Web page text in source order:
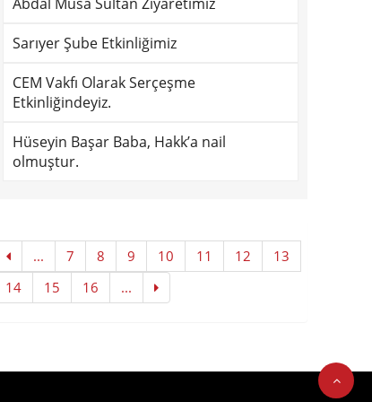
Sarıyer Şube Etkinliğimiz
CEM Vakfı Olarak Serçeşme
Etkinliğindeyiz.
Hüseyin Başar Baba, Hakk’a nail
olmuştur.
... 7 8 9 10 11 12
13
14
15 16 ...